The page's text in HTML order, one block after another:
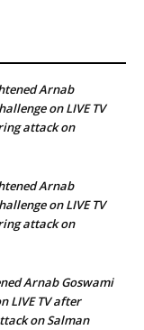
Arnab
on LIVE TV
attack on
Arnab
on LIVE TV
attack on
Arnab Goswami
LIVE TV after
on Salman